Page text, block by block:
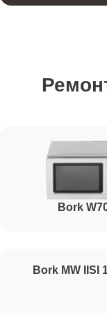
Ремонт ТЭН
Ремонт
Ремонт
Ремонт
Bork
Bork MW IISI